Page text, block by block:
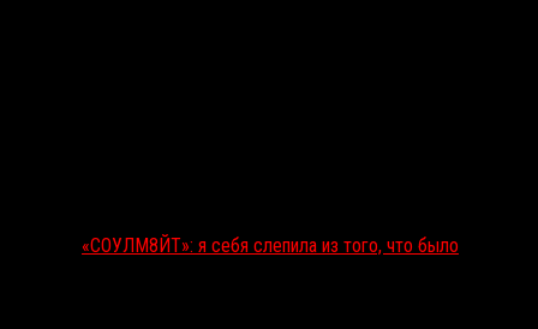
«СОУЛМ8ЙТ»: я себя слепила из того, что было